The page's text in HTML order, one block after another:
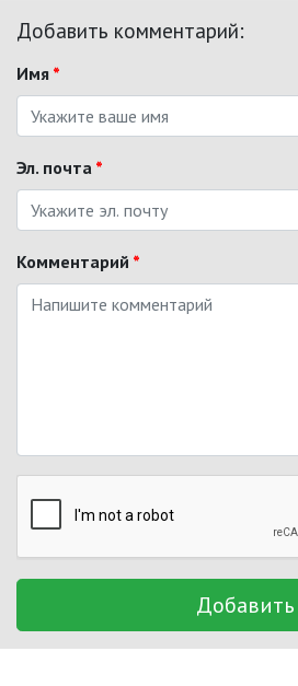
Добавить комментарий:
Имя *
Эл. почта *
Комментарий *
Добавить